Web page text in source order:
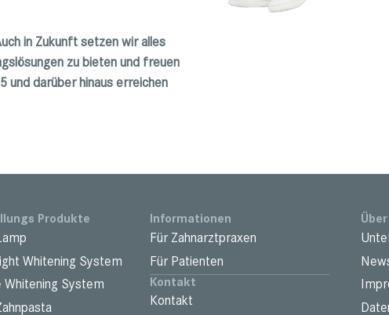
in Zukunft setzen wir alles
zu bieten und freuen
und darüber hinaus erreichen
Produkte
Whitening System
Whitening System
Informationen
Für Zahnarztpraxen
Für Patienten
Kontakt
Kontakt